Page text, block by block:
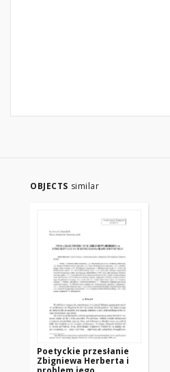
OBJECTS similar
Poetyckie przesłanie
Zbigniewa Herberta i